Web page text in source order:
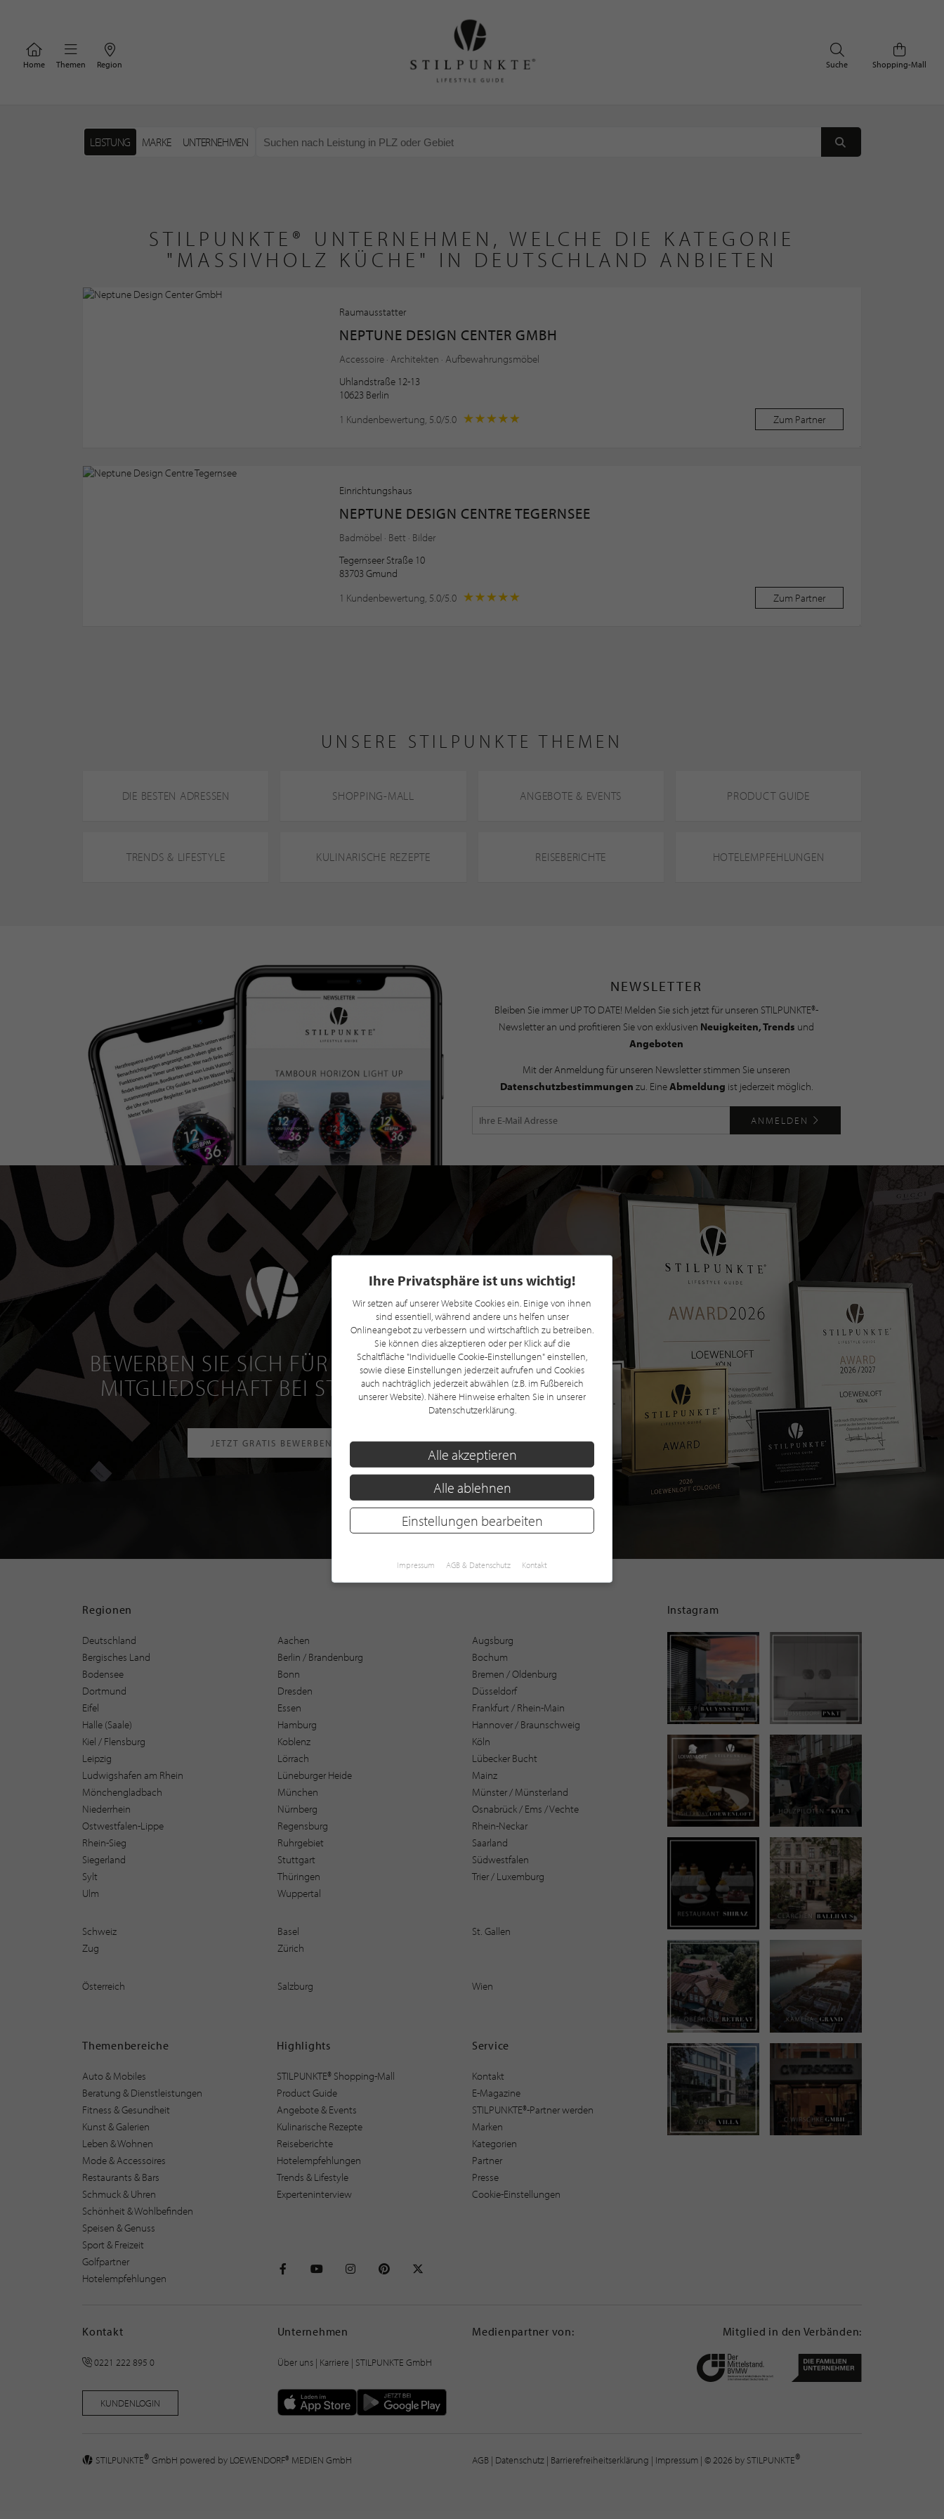
Home Themen Region Shopping-Mall
Suche
LEISTUNG MARKE UNTERNEHMEN
STILPUNKTE® UNTERNEHMEN, WELCHE DIE KATEGORIE
"MASSIVHOLZ KÜCHE" IN DEUTSCHLAND ANBIETEN
Raumausstatter
NEPTUNE DESIGN CENTER GMBH
Accessoire · Architekten · Aufbewahrungsmöbel
Uhlandstraße 12-13
10623 Berlin
1 Kundenbewertung, 5.0/5.0
Zum Partner
Einrichtungshaus
NEPTUNE DESIGN CENTRE TEGERNSEE
Badmöbel · Bett · Bilder
Tegernseer Straße 10
83703 Gmund
1 Kundenbewertung, 5.0/5.0
Zum Partner
UNSERE STILPUNKTE THEMEN
DIE BESTEN ADRESSEN SHOPPING-MALL ANGEBOTE & EVENTS PRODUCT GUIDE
TRENDS & LIFESTYLE KULINARISCHE REZEPTE REISEBERICHTE HOTELEMPFEHLUNGEN
NEWSLETTER
Bleiben Sie immer UP TO DATE! Melden Sie sich jetzt für unseren STILPUNKTE®-
Newsletter an und profitieren Sie von exklusiven Neuigkeiten, Trends und
Angeboten
Mit der Anmeldung für unseren Newsletter stimmen Sie unseren
Datenschutzbestimmungen zu. EineAbmeldung ist jederzeit möglich.
ANMELDEN
BEWERBEN SIE SICH FÜR EINE GRATIS
MITGLIEDSCHAFT BEI STILPUNKTE®
JETZT GRATIS BEWERBEN
Regionen
Deutschland Aachen
Augsburg
Bergisches Land
Berlin / Brandenburg
Bochum
Bodensee
Bonn
Bremen / Oldenburg
Dortmund
Dresden
Düsseldorf
Eifel
Essen
Frankfurt / Rhein-Main
Halle (Saale)
Hamburg
Hannover / Braunschweig
Kiel / Flensburg
Koblenz
Köln
Leipzig
Lörrach
Lübecker Bucht
Ludwigshafen am Rhein
Lüneburger Heide
Mainz
Mönchengladbach
München
Münster / Münsterland
Niederrhein
Nürnberg
Osnabrück / Ems / Vechte
Ostwestfalen-Lippe
Regensburg
Rhein-Neckar
Rhein-Sieg
Ruhrgebiet
Saarland
Siegerland
Stuttgart
Südwestfalen
Sylt
Thüringen
Trier / Luxemburg
Ulm
Wuppertal
Schweiz Basel
St. Gallen
Zug
Zürich
Österreich Salzburg Wien
Themenbereiche
Auto & Mobiles
Beratung & Dienstleistungen
Fitness & Gesundheit
Kunst & Galerien
Leben & Wohnen
Mode & Accessoires
Restaurants & Bars
Schmuck & Uhren
Schönheit & Wohlbefinden
Speisen & Genuss
Sport & Freizeit
Golfpartner
Hotelempfehlungen
Highlights
STILPUNKTE® Shopping-Mall
Product Guide
Angebote & Events
Kulinarische Rezepte
Reiseberichte
Hotelempfehlungen
Trends & Lifestyle
Experteninterview
Service
Kontakt
E-Magazine
STILPUNKTE®-Partner werden
Marken
Kategorien
Partner
Presse
Cookie-Einstellungen
Instagram
Kontakt
0221 222 895 0
KUNDENLOGIN
Unternehmen
Über uns| Karriere | STILPUNKTE GmbH
Medienpartner von: Mitglied in den Verbänden:
STILPUNKTE® GmbH powered by LOEWENDORF® MEDIEN GmbH AGB | Datenschutz | Barrierefreiheitserklärung | Impressum | © 2026 by STILPUNKTE®
Ihre Privatsphäre ist uns wichtig!
Wir setzen auf unserer Website Cookies ein. Einige von ihnen
sind essentiell, während andere uns helfen unser
Onlineangebot zu verbessern und wirtschaftlich zu betreiben.
Sie können dies akzeptieren oder per Klick auf die
Schaltfläche "Individuelle Cookie-Einstellungen" einstellen,
sowie diese Einstellungen jederzeit aufrufen und Cookies
auch nachträglich jederzeit abwählen (z.B. im Fußbereich
unserer Website). Nähere Hinweise erhalten Sie in unserer
Datenschutzerklärung.
Alle akzeptieren
Alle ablehnen
Einstellungen bearbeiten
Impressum AGB & Datenschutz Kontakt